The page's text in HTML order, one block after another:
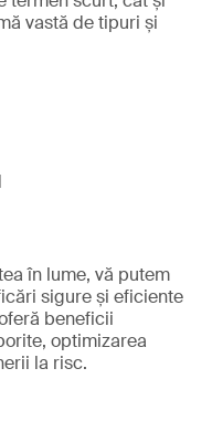
vastă de tipuri și
în lume, vă putem
sigure și eficiente
beneficii
optimizarea
la risc.